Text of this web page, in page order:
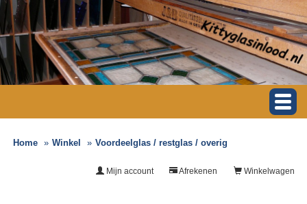
Home Winkel Voordeelglas / restglas / overig
Winkelwagen
Afrekenen
Mijn account